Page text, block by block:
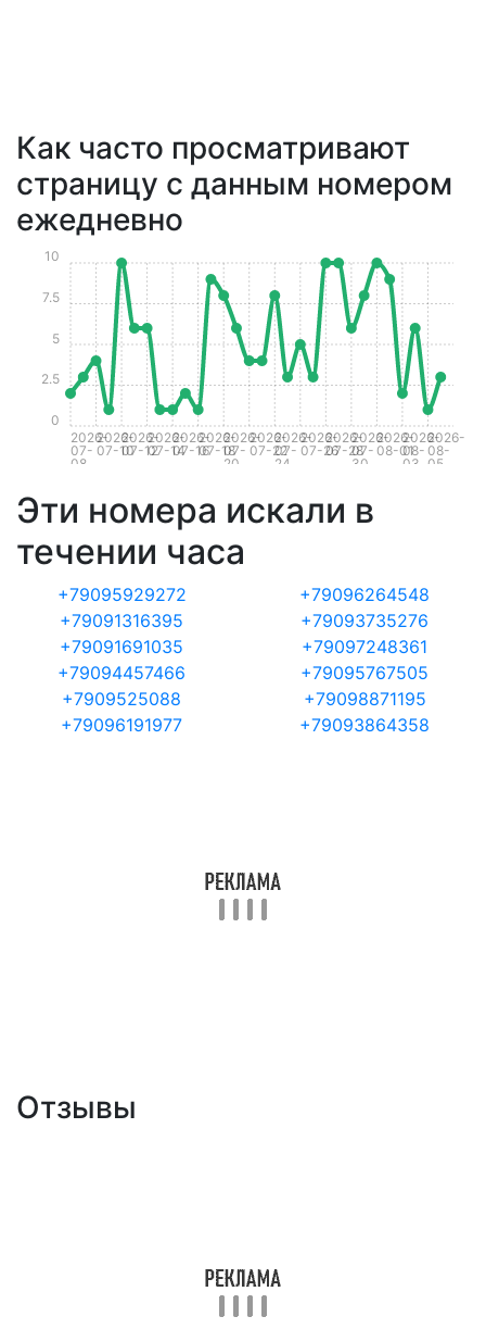
Как часто просматривают
страницу с данным номером
ежедневно
2026-
07-
08
2026-
07-10
2026-
07-12
2026-
07-14
2026-
07-16
2026-
07-18
2026-
07-
20
2026-
07-22
2026-
07-
24
2026-
07-26
2026-
07-28
2026-
07-
30
2026-
08-01
2026-
08-
03
2026-
08-
05
0
2.5
5
7.5
10
Эти номера искали в
течении часа
+79095929272
+79096264548
+79091316395
+79093735276
+79091691035
+79097248361
+79094457466
+79095767505
+7909525088
+79098871195
+79096191977
+79093864358
Отзывы